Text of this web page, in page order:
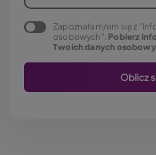
Zapoznałam/em się z
osobowych". Pobierz
Twoich danych